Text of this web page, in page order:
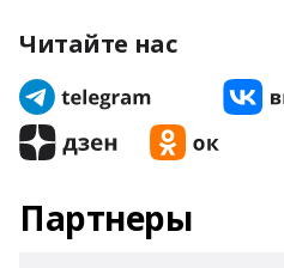
Читайте нас
Партнеры